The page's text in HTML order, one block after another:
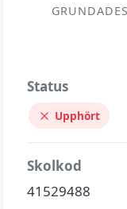
GRUNDADES
Status
Upphört
Skolkod
41529488